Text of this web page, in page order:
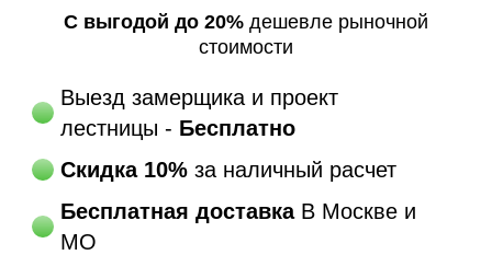
С выгодой до 20%дешевле рыночной
стоимости
Выезд замерщика и проект
лестницы - Бесплатно
Скидка 10% за наличный расчет
Бесплатная доставкаВ Москве и
МО